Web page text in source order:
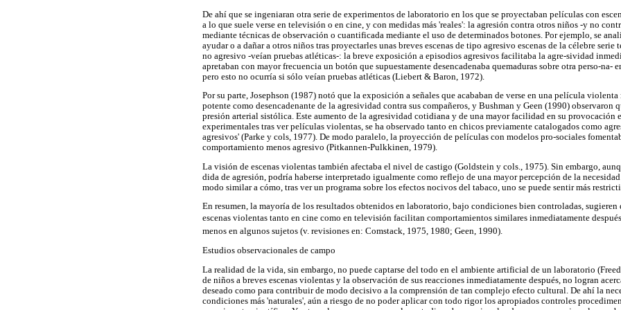
De ahí que se ingeniaran otra serie de experimentos de laboratorio en los que se proyectaban películas con
a lo que suele verse en televisión o en cine, y con medidas más 'reales': la agresión contra otros niños -y no
mediante técnicas de observación o cuantificada mediante el uso de determinados botones. Por ejemplo, se
ayudar o a dañar a otros niños tras proyectarles unas breves escenas de tipo agresivo escenas de la célebre
no agresivo -veían pruebas atléticas-: la breve exposición a episodios agresivos facilitaba la agre-sividad
apretaban con mayor frecuencia un botón que supuestamente desencadenaba quemaduras sobre otra perso-na-
pero esto no ocurría si sólo veían pruebas atléticas (Liebert & Baron, 1972).
Por su parte, Josephson (1987) notó que la exposición a señales que acababan de verse en una película
potente como desencadenante de la agresividad contra sus compañeros, y Bushman y Geen (1990) observaron
presión arterial sistólica. Este aumento de la agresividad cotidiana y de una mayor facilidad en su provocación
experimentales tras ver películas violentas, se ha observado tanto en chicos previamente catalogados como
agresivos' (Parke y cols, 1977). De modo paralelo, la proyección de películas con modelos pro-sociales
comportamiento menos agresivo (Pitkannen-Pulkkinen, 1979).
La visión de escenas violentas también afectaba el nivel de castigo (Goldstein y cols., 1975). Sin embargo,
dida de agresión, podría haberse interpretado igualmente como reflejo de una mayor percepción de la
modo similar a cómo, tras ver un programa sobre los efectos nocivos del tabaco, uno se puede sentir más
En resumen, la mayoría de los resultados obtenidos en laboratorio, bajo condiciones bien controladas,
escenas violentas tanto en cine como en televisión facilitan comportamientos similares inmediatamente
menos en algunos sujetos (v. revisiones en: Comstack, 1975, 1980; Geen, 1990).
Estudios observacionales de campo
La realidad de la vida, sin embargo, no puede captarse del todo en el ambiente artificial de un laboratorio
de niños a breves escenas violentas y la observación de sus reacciones inmediatamente después, no logran
deseado como para contribuir de modo decisivo a la comprensión de tan complejo efecto cultural. De ahí la
condiciones más 'naturales', aún a riesgo de no poder aplicar con todo rigor los apropiados controles